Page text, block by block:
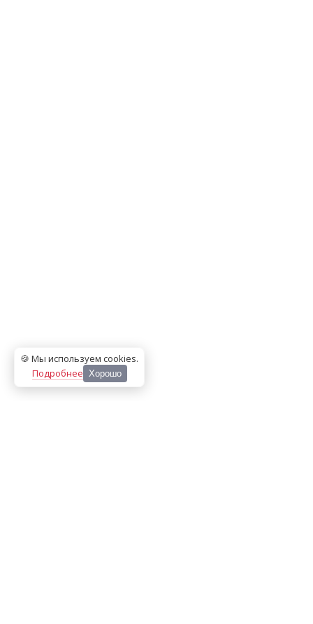
🍪 Мы используем cookies.
Подробнее Хорошо